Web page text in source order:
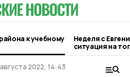
к учебному
Неделя с
ситуация на
городе и
2022, 14:43